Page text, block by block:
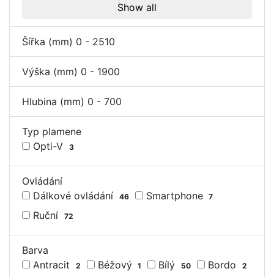
Show all
Šířka (mm) 0 - 2510
Výška (mm) 0 - 1900
Hlubina (mm) 0 - 700
Typ plamene
Opti-V
3
Ovládání
Dálkové ovládání
46 Smartphone 7
Ruční 72
Barva
Antracit
2 Béžový 1 Bílý 50 Bordo 2